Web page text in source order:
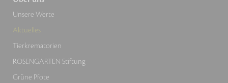
Unsere Werte
Aktuelles
Tierkrematorien
ROSENGARTEN-Stiftung
Grüne Pfote